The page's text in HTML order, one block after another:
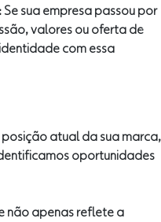
sua empresa passou por
valores ou oferta de
com essa
atual da sua marca,
oportunidades
não apenas reflete a